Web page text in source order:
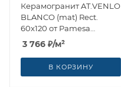
Керамогранит AT.VENLO
BLANCO (mat) Rect.
60x120 от Pamesa
(Испания)
3 766 ₽/м²
В КОРЗИНУ